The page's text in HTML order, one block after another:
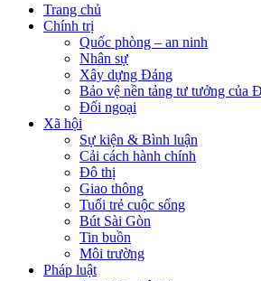
Trang chủ
Chính trị
Quốc phòng – an ninh
Nhân sự
Xây dựng Đảng
Bảo vệ nền tảng tư tưởng của
Đối ngoại
Xã hội
Sự kiện & Bình luận
Cải cách hành chính
Đô thị
Giao thông
Tuổi trẻ cuộc sống
Bút Sài Gòn
Tin buồn
Môi trường
Pháp luật